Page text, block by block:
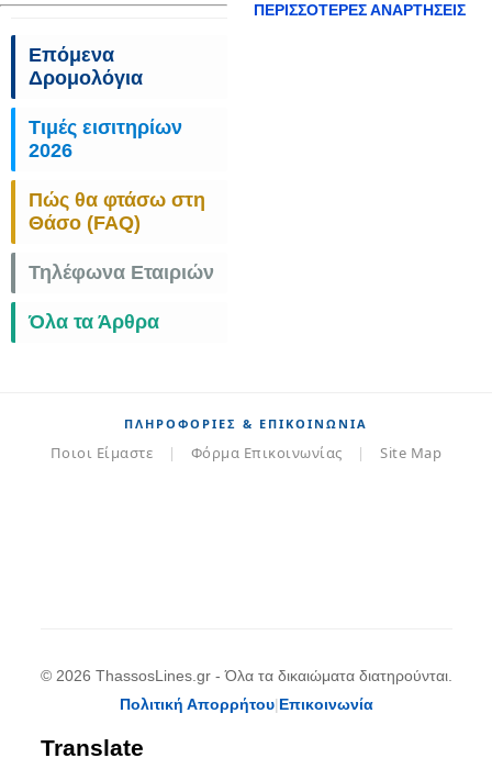
μπέρδεμα με τις ονομασίες στα Ελληνικά νησιά ⦁ Αργίες 2025:
Τριήμερα, Τετραήμερα & Στατιστικά ⦁ ΑΑΔΕ | Οδηγός για
Βραχυχρόνιες Μισθώσεις Airbnb: 52 Ερωτήσεις-Απαντήσεις ⦁
Αυξήσεις στα Ακτοπλοϊκά Εισιτήρια από 1η Μαΐου 2025: Πώς οι
ΠΕΡΙΣΣΌΤΕΡΕΣ ΑΝΑΡΤΉΣΕΙΣ
Επόμενα
Δρομολόγια
Τιμές εισιτηρίων
2026
Πώς θα φτάσω στη
Θάσο (FAQ)
Τηλέφωνα Εταιριών
Όλα τα Άρθρα
ΠΛΗΡΟΦΟΡΊΕΣ & ΕΠΙΚΟΙΝΩΝΊΑ
Ποιοι Είμαστε | Φόρμα Επικοινωνίας | Site Map
© 2026 ThassosLines.gr - Όλα τα δικαιώματα διατηρούνται.
Πολιτική Απορρήτου|Επικοινωνία
Translate